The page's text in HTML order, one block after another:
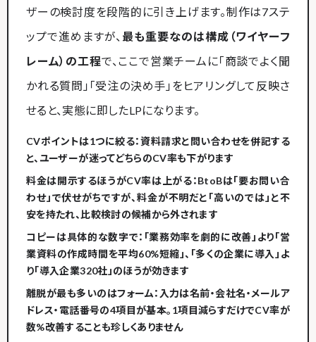
ザーの検討度を段階的に引き上げます。制作は7ステ
ップで進めますが、 最も重要なのは構成（ワイヤーフ
レーム）の工程で、ここで営業チームに「商談でよく聞
かれる質問」「受注の決め手」をヒアリングして反映さ
せると、実態に即したLPになります。
CVポイントは1つに絞る：資料請求と問い合わせを併記する
と、ユーザーが迷ってどちらのCV率も下がります
料金は開示するほうがCV率は上がる：BtoBは「要お問い合
わせ」で伏せがちですが、料金が不明だと「高いのでは」と不
安を持たれ、比較検討の候補から外されます
コピーは具体的な数字で：「業務効率を劇的に改善」より「営
業資料の作成時間を平均60%短縮」、「多くの企業に導入」よ
り「導入企業320社」のほうが効きます
離脱が最も多いのはフォーム：入力は名前・会社名・メールア
ドレス・電話番号の4項目が基本。1項目減らすだけでCV率が
数%改善することも珍しくありません